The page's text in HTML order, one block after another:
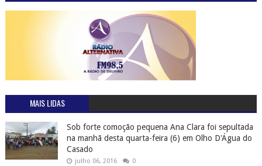
MAIS LIDAS
Sob forte comoção pequena Ana Clara foi sepultada
na manhã desta quarta-feira (6) em Olho D'Água do
Casado
julho 06, 2016 0